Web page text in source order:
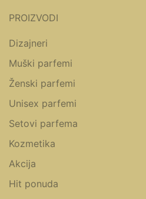
PROIZVODI
Dizajneri
Muški parfemi
Ženski parfemi
Unisex parfemi
Setovi parfema
Kozmetika
Akcija
Hit ponuda